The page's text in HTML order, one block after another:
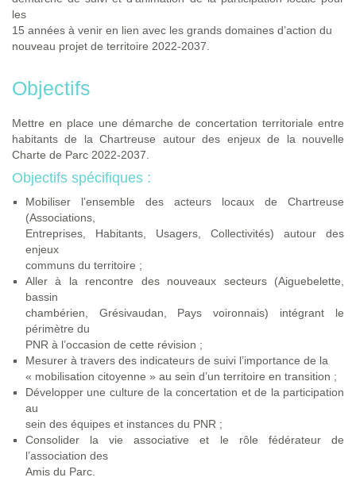
les
15 années à venir en lien avec les grands domaines d’action du
nouveau projet de territoire 2022-2037.
Objectifs
Mettre en place une démarche de concertation territoriale entre
habitants de la Chartreuse autour des enjeux de la nouvelle
Charte de Parc 2022-2037.
Objectifs spécifiques :
Mobiliser l’ensemble des acteurs locaux de Chartreuse
(Associations,
Entreprises, Habitants, Usagers, Collectivités) autour des
enjeux
communs du territoire ;
Aller à la rencontre des nouveaux secteurs (Aiguebelette,
bassin
chambérien, Grésivaudan, Pays voironnais) intégrant le
périmètre du
PNR à l’occasion de cette révision ;
Mesurer à travers des indicateurs de suivi l’importance de la
« mobilisation citoyenne » au sein d’un territoire en transition ;
Développer une culture de la concertation et de la participation
au
sein des équipes et instances du PNR ;
Consolider la vie associative et le rôle fédérateur de
l’association des
Amis du Parc.